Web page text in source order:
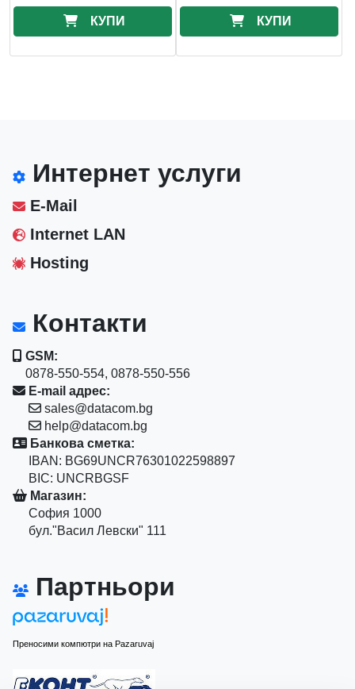
КУПИ КУПИ
Интернет услуги
E-Mail
Internet LAN
Hosting
Контакти
GSM:
0878-550-554, 0878-550-556
E-mail адрес:
sales@datacom.bg
help@datacom.bg
Банкова сметка:
IBAN: BG69UNCR76301022598897
BIC: UNCRBGSF
Магазин:
София 1000
бул."Васил Левски" 111
Партньори
Преносими компютри на Pazaruvaj